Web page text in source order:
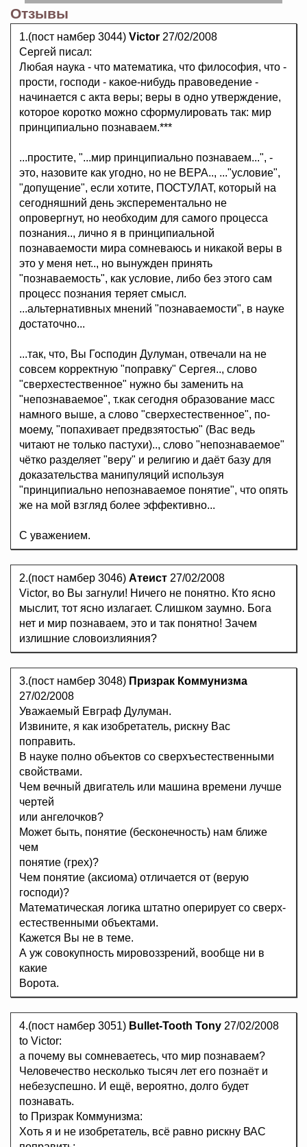
Отзывы
1.(пост намбер 3044) Victor 27/02/2008
Сергей писал:
Любая наука - что математика, что философия, что -
прости, господи - какое-нибудь правоведение -
начинается с акта веры; веры в одно утверждение,
которое коротко можно сформулировать так: мир
принципиально познаваем.***
...простите, "...мир принципиально познаваем...", -
это, назовите как угодно, но не ВЕРА.., ..."условие",
"допущение", если хотите, ПОСТУЛАТ, который на
сегодняшний день эксперементально не
опровергнут, но необходим для самого процесса
познания.., лично я в принципиальной
познаваемости мира сомневаюсь и никакой веры в
это у меня нет.., но вынужден принять
"познаваемость", как условие, либо без этого сам
процесс познания теряет смысл.
...альтернативных мнений "познаваемости", в науке
достаточно...
...так, что, Вы Господин Дулуман, отвечали на не
совсем корректную "поправку" Сергея.., слово
"сверхестественное" нужно бы заменить на
"непознаваемое", т.как сегодня образование масс
намного выше, а слово "сверхестественное", по-
моему, "попахивает предвзятостью" (Вас ведь
читают не только пастухи).., слово "непознаваемое"
чётко разделяет "веру" и религию и даёт базу для
доказательства манипуляций используя
"принципиально непознаваемое понятие", что опять
же на мой взгляд более эффективно...
С уважением.
2.(пост намбер 3046) Атеист 27/02/2008
Viсtor, во Вы загнули! Ничего не понятно. Кто ясно
мыслит, тот ясно излагает. Слишком заумно. Бога
нет и мир познаваем, это и так понятно! Зачем
излишние словоизлияния?
3.(пост намбер 3048) Призрак Коммунизма
27/02/2008
Уважаемый Евграф Дулуман.
Извините, я как изобретатель, рискну Вас
поправить.
В науке полно объектов со сверхъестественными
свойствами.
Чем вечный двигатель или машина времени лучше
чертей
или ангелочков?
Может быть, понятие (бесконечность) нам ближе
чем
понятие (грех)?
Чем понятие (аксиома) отличается от (верую
господи)?
Математическая логика штатно оперирует со сверх-
естественными объектами.
Кажется Вы не в теме.
А уж совокупность мировоззрений, вообще ни в
какие
Ворота.
4.(пост намбер 3051) Bullet-Tooth Tony 27/02/2008
to Victor:
а почему вы сомневаетесь, что мир познаваем?
Человечество несколько тысяч лет его познаёт и
небезуспешно. И ещё, вероятно, долго будет
познавать.
to Призрак Коммунизма:
Хоть я и не изобретатель, всё равно рискну ВАС